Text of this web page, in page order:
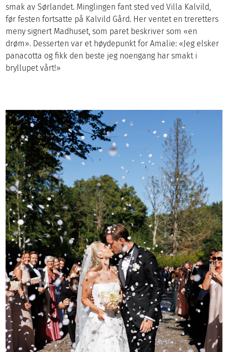
smak av Sørlandet. Minglingen fant sted ved Villa Kalvild,
før festen fortsatte på Kalvild Gård. Her ventet en treretters
meny signert Madhuset, som paret beskriver som «en
drøm». Desserten var et høydepunkt for Amalie: «Jeg elsker
panacotta og fikk den beste jeg noengang har smakt i
bryllupet vårt!»